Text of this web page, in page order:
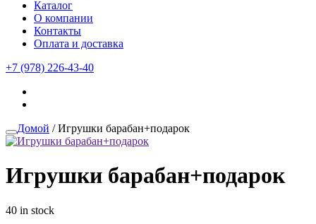
Каталог
О компании
Контакты
Оплата и доставка
+7 (978) 226-43-40
Домой / Игрушки барабан+подарок
Игрушки барабан+подарок
40 in stock